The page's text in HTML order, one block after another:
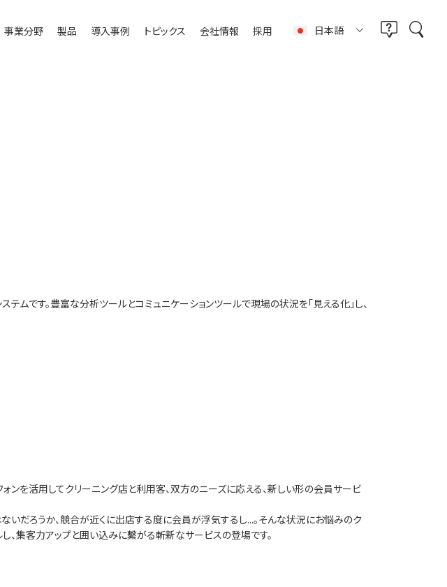
事業分野 製品 導入事例 トピックス 会社情報 採用 日本語
ムです。豊富な分析ツールとコミュニケーションツールで現場の状況を「見える化」し、
ンを活用してクリーニング店と利用客、双方のニーズに応える、新しい形の会員サービ
だろうか、競合が近くに出店する度に会員が浮気するし...。そんな状況にお悩みのク
、集客力アップと囲い込みに繫がる斬新なサービスの登場です。